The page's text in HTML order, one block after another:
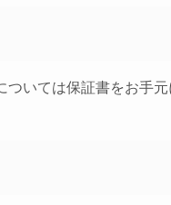
いては保証書をお手